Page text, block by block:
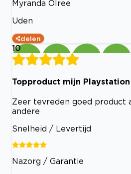
Myranda Olree
Uden
delen
10
Topproduct mijn
Zeer tevreden goed product
andere
Snelheid / Levertijd
Nazorg / Garantie